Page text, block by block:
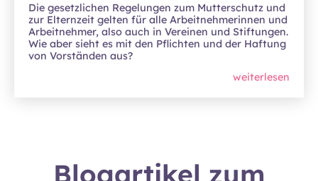
Die gesetzlichen Regelungen zum Mutterschutz und
zur Elternzeit gelten für alle Arbeitnehmerinnen und
Arbeitnehmer, also auch in Vereinen und Stiftungen.
Wie aber sieht es mit den Pflichten und der Haftung
von Vorständen aus?
weiterlesen
Blogartikel zum